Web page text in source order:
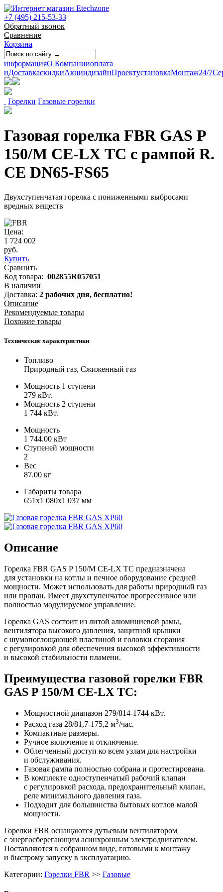
+7 (495) 215-53-33
Обратный звонок
Сравнение
Корзина
информацияО Компанииоплата
иДоставкаскидкиАкциидизайнПроектустановкаМонтаж24/7
Горелки Газовые горелки
Газовая горелка FBR GAS P
150/M CE-LX TC с рампой R.
CE DN65-FS65
Двухступенчатая горелка с пониженными выбросами
вредных веществ
Цена:
1 724 002
руб.
Купить
Сравнить
Код товара: 002855R057051
В наличии
Доставка: 2 рабочих дня, бесплатно!
Описание
Рекомендуемые товары
Похожие товары
Технические характеристики
Топливо
Природный газ, Сжиженный газ
Мощность 1 ступени
279 кВт.
Мощность 2 ступени
1 744 кВт.
Мощность
1 744.00 кВт
Ступеней мощности
2
Вес
87.00 кг
Габариты товара
651x1 080x1 037 мм
Описание
Горелка FBR GAS P 150/M CE-LX TC предназначена
для установки на котлы и печное оборудование средней
мощности. Может использовать для работы природный газ
или пропан. Имеет двухступенчатое прогрессивное или
полностью модулируемое управление.
Горелка GAS состоит из литой алюминиевой рамы,
вентилятора высокого давления, защитной крышки
с шумопоглощающей пластиной и головки сгорания
с регулировкой для обеспечения высокой эффективности
и высокой стабильности пламени.
Преимущества газовой горелки FBR
GAS P 150/M CE-LX TC:
Мощностной диапазон 279/814-1744 кВт.
Расход газа 28/81,7-175,2 м3/час.
Компактные размеры.
Ручное включение и отключение.
Облегченный доступ ко всем узлам для настройки
и обслуживания.
Газовая рампа полностью собрана и протестирована.
В комплекте одноступенчатый рабочий клапан
с регулировкой расхода, предохранительный клапан,
реле минимального давления газа.
Подходит для большинства бытовых котлов малой
мощности.
Горелки FBR оснащаются дутьевым вентилятором
с энергосберегающим асинхронным электродвигателем.
Поставляются в собранном виде, готовыми к монтажу
и быстрому запуску в эксплуатацию.
Категории: Горелки FBR >> Газовые